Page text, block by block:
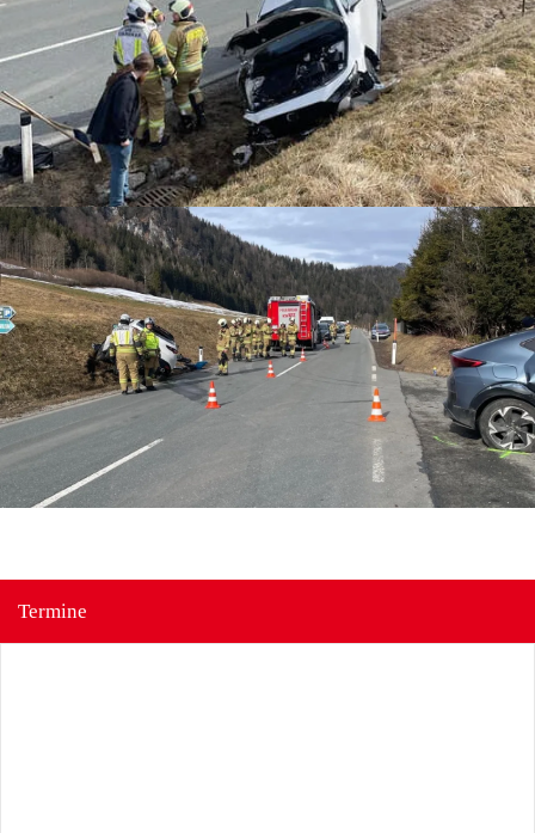
Termine